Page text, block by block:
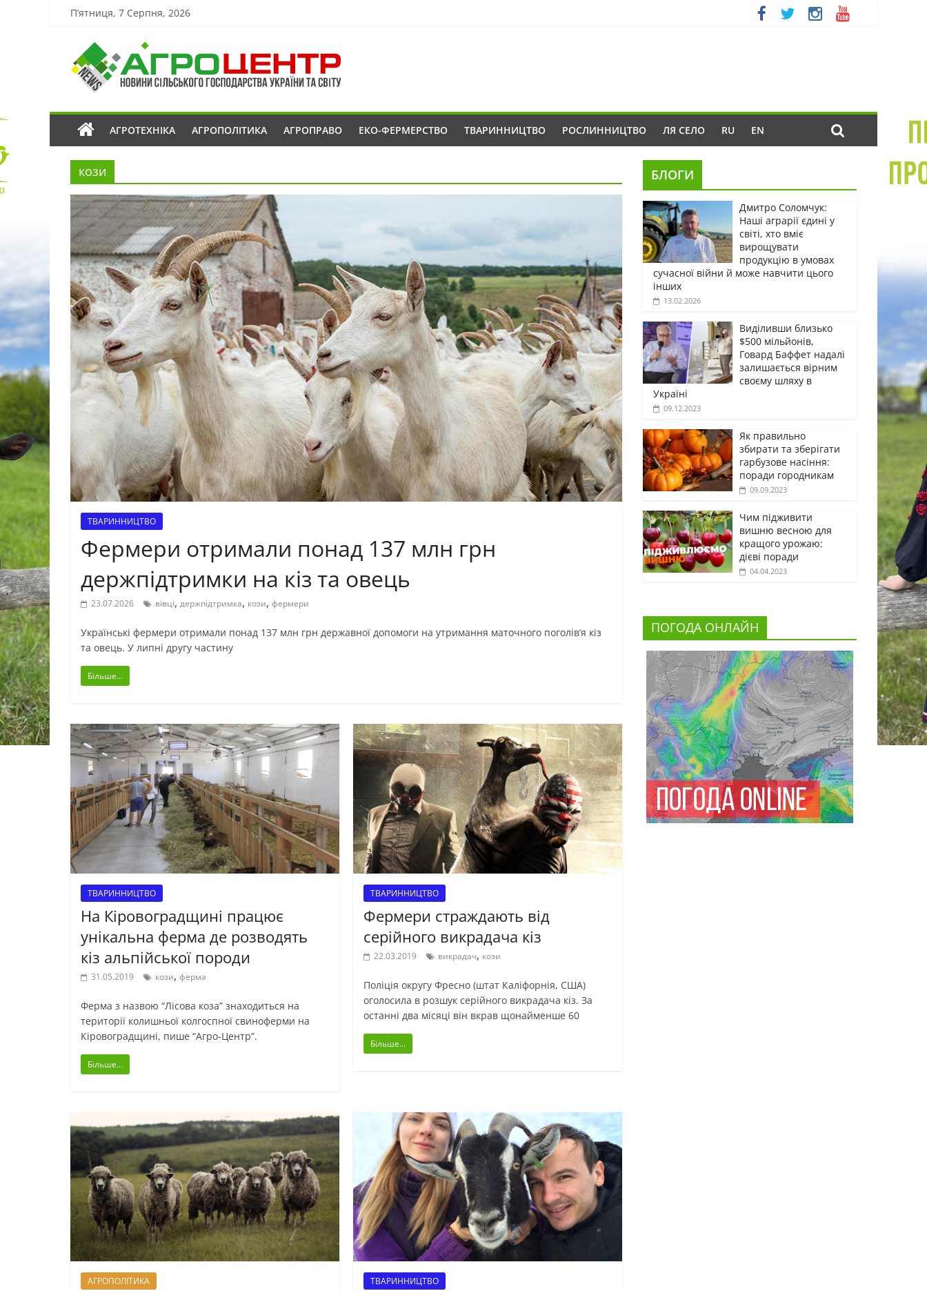
П’ятниця, 7 Серпня, 2026
АГРОТЕХНІКА АГРОПОЛІТИКА АГРОПРАВО ЕКО-ФЕРМЕРСТВО ТВАРИННИЦТВО РОСЛИННИЦТВО ЛЯ СЕЛО RU EN
кози
ТВАРИННИЦТВО
Фермери отримали понад 137 млн грн
держпідтримки на кіз та овець
23.07.2026 вівці, держпідтримка, кози, фермери
Українські фермери отримали понад 137 млн грн державної допомоги на утримання маточного поголів’я кіз
та овець. У липні другу частину
Більше...
ТВАРИННИЦТВО
На Кіровоградщині працює
унікальна ферма де розводять
кіз альпійської породи
31.05.2019 кози, ферма
Ферма з назвою “Лісова коза” знаходиться на
території колишньої колгоспної свиноферми на
Кіровоградщині, пише “Агро-Центр”.
Більше...
ТВАРИННИЦТВО
Фермери страждають від
серійного викрадача кіз
22.03.2019 викрадач, кози
Поліція округу Фресно (штат Каліфорнія, США)
оголосила в розшук серійного викрадача кіз. За
останні два місяці він вкрав щонайменше 60
Більше...
АГРОПОЛІТИКА ТВАРИННИЦТВО
БЛОГИ
Дмитро Соломчук:
Наші аграрії єдині у
світі, хто вміє
вирощувати
продукцію в умовах
сучасної війни й може навчити цього
інших
13.02.2026
Виділивши близько
$500 мільйонів,
Говард Баффет надалі
залишається вірним
своєму шляху в
Україні
09.12.2023
Як правильно
збирати та зберігати
гарбузове насіння:
поради городникам
09.09.2023
Чим підживити
вишню весною для
кращого урожаю:
дієві поради
04.04.2023
ПОГОДА ОНЛАЙН